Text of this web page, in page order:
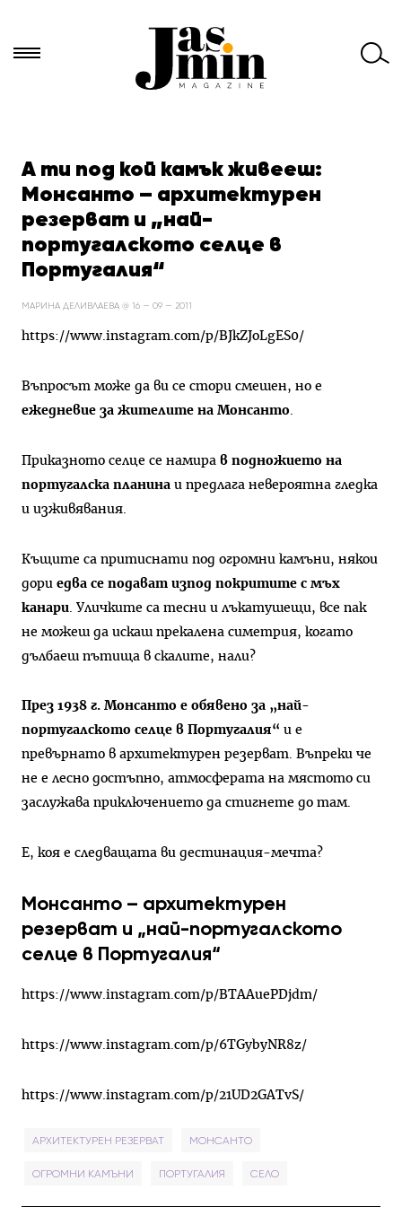
за:А ти под кой камък живееш:
Монсанто – архитектурен
резерват и „най-
португалското селце в
Португалия“
МАРИНА ДЕЛИВЛАЕВА @ 16 — 09 — 2011
https://www.instagram.com/p/BJkZJoLgES0/
Въпросът може да ви се стори смешен, но е
ежедневие за жителите на Монсанто.
Приказното селце се намира в подножието на
португалска планина и предлага невероятна гледка
и изживявания.
Къщите са притиснати под огромни камъни, някои
дори едва се подават изпод покритите с мъх
канари . Уличките са тесни и лъкатушещи, все пак
не можеш да искаш прекалена симетрия, когато
дълбаеш пътища в скалите, нали?
През 1938 г. Монсанто е обявено за „най-
португалското селце в Португалия“ и е
превърнато в архитектурен резерват. Въпреки че
не е лесно достъпно, атмосферата на мястото си
заслужава приключението да стигнете до там.
Е, коя е следващата ви дестинация-мечта?
Монсанто – архитектурен
резерват и „най-португалското
селце в Португалия“
https://www.instagram.com/p/BTAAuePDjdm/
https://www.instagram.com/p/6TGybyNR8z/
https://www.instagram.com/p/21UD2GATvS/
АРХИТЕКТУРЕН РЕЗЕРВАТ МОНСАНТО
ОГРОМНИ КАМЪНИ ПОРТУГАЛИЯ СЕЛО